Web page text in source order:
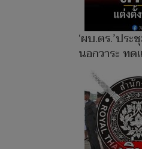
‘ผบ.ตร.’ปร
นอกวาระ ทด